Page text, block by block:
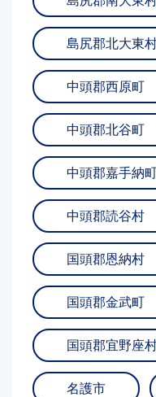
島尻郡北大東
中頭郡西原町
中頭郡北谷町
中頭郡嘉手納
中頭郡読谷村
国頭郡恩納村
国頭郡金武町
国頭郡宜野座
名護市